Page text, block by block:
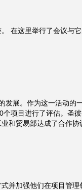
在这里举行了会议与它
发展。作为这一活动的
项目进行了评估。圣
和贸易部达成了合作协
并加强他们在项目管理